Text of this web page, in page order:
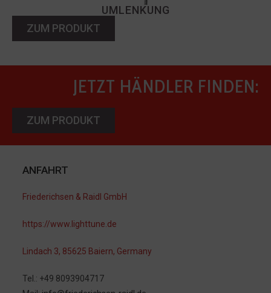
UMLENKUNG
ZUM PRODUKT
JETZT HÄNDLER FINDEN:
ZUM PRODUKT
ANFAHRT
Friederichsen & Raidl GmbH
https://www.lighttune.de
Lindach 3, 85625 Baiern, Germany
Tel.: +49 8093904717